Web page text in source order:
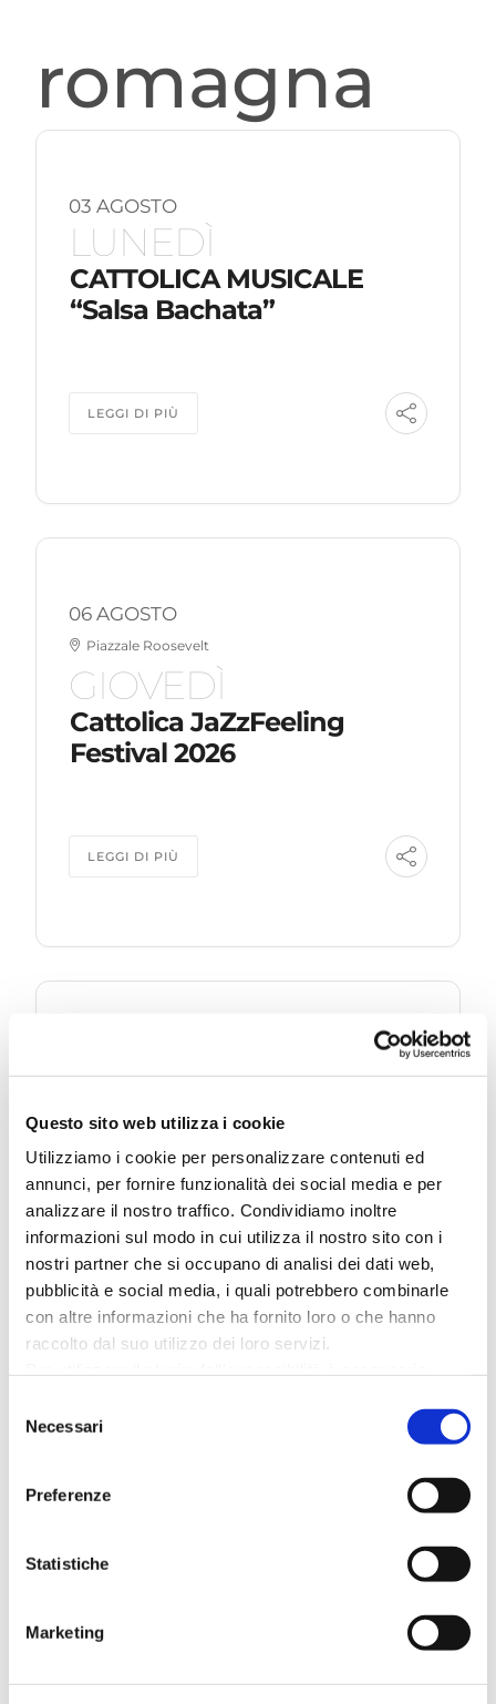
Questo sito web utilizza i cookie
Utilizziamo i cookie per personalizzare contenuti ed
annunci, per fornire funzionalità dei social media e per
analizzare il nostro traffico. Condividiamo inoltre
informazioni sul modo in cui utilizza il nostro sito con i
nostri partner che si occupano di analisi dei dati web,
pubblicità e social media, i quali potrebbero combinarle
con altre informazioni che ha fornito loro o che hanno
raccolto dal suo utilizzo dei loro servizi.
Per ulteriori informazioni è possibile consultare
Cookie Policy.
delNecessari
Preferenze
Statistiche
Marketing
romagna
03 AGOSTO
LUNEDÌ
CATTOLICA MUSICALE
“Salsa Bachata”
LEGGI DI PIÙ
06 AGOSTO
Piazzale Roosevelt
GIOVEDÌ
Cattolica JaZzFeeling
Festival 2026
LEGGI DI PIÙ
VENERDÌ
Le Sirene danzanti
LEGGI DI PIÙ
Arena della Regina
MADAME all’Arena della
Repubblica